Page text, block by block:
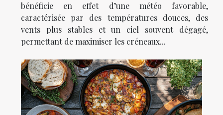
bénéficie en effet d’une météo favorable,
caractérisée par des températures douces, des
vents plus stables et un ciel souvent dégagé,
permettant de maximiser les créneaux...